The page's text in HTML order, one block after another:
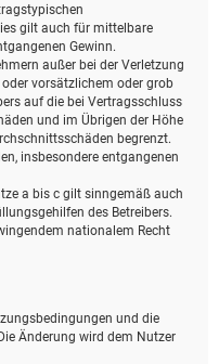
gilt auch für mittelbare
Gewinn.
außer bei der Verletzung
vorsätzlichem oder grob
auf die bei Vertragsschluss
und im Übrigen der Höhe
begrenzt.
insbesondere entgangenen
a bis c gilt sinngemäß auch
des Betreibers.
nationalem Recht
und die
Änderung wird dem Nutzer